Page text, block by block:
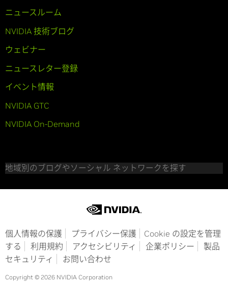
ニュースルーム
NVIDIA 技術ブログ
ウェビナー
ニュースレター登録
イベント情報
NVIDIA GTC
NVIDIA On-Demand
地域別のブログやソーシャル ネットワークを探す
個人情報の保護 プライバシー保護
Cookie の設定を管理
する
利用規約 アクセシビリティ 企業ポリシー
製品
セキュリティ
お問い合わせ
Copyright © 2026 NVIDIA Corporation